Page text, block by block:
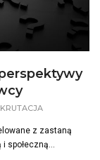
z zastaną
społeczną...